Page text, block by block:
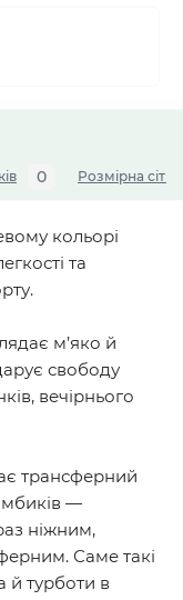
0 Розмірна сітка
кольорі
та
м’яко й
свободу
вечірнього
трансферний
—
ніжним,
Саме такі
й турботи в